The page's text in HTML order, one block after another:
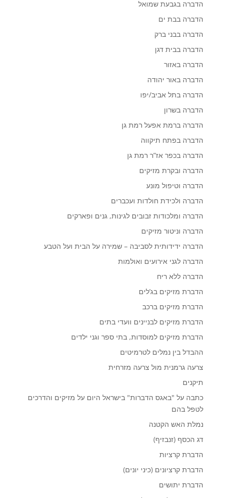
הדברה בגבעת שמואל
הדברה בבת ים
הדברה בבני ברק
הדברה בבית דגן
הדברה באזור
הדברה באור יהודה
הדברה בתל אביב/יפו
הדברה בשרון
הדברה ברמת אפעל רמת גן
הדברה בפתח תיקווה
הדברה בכפר אז”ר רמת גן
הדברה ובקרת מזיקים
הדברה וטיפול מונע
הדברה ולכידת חולדות ועכברים
הדברה ומלכודות זבובים לגינות, גנים ופארקים
הדברה וניטור מזיקים
הדברה ידידותית לסביבה – שמירה על הבית ועל הטבע
הדברה לגני אירועים ואולמות
הדברה ללא ריח
הדברת מזיקים בג’לים
הדברת מזיקים ברכב
הדברת מזיקים לבניינים וועדי בתים
הדברת מזיקים למוסדות, בתי ספר וגני ילדים
ההבדל בין נמלים לטרמיטים
צרעה גרמנית מול צרעה מזרחית
תיקנים
כתבה על "באגס הדברות" בישראל היום על מזיקים והדרכים
לטפל בהם
נמלת האש הקטנה
דג הכסף (זנבזיף)
הדברת קרציות
הדברת קרציונים (כיני יונים)
הדברת יתושים